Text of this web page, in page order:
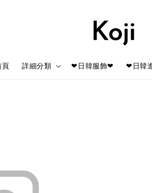
頁 詳細分類 ❤日韓服飾❤ ❤日韓